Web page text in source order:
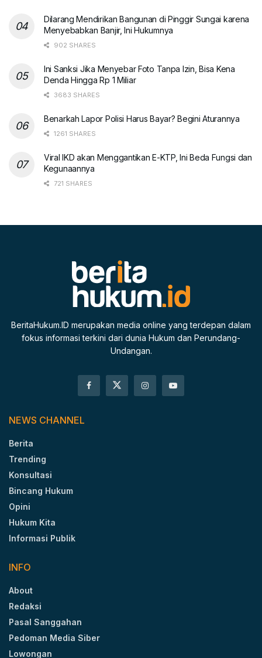
Dilarang Mendirikan Bangunan di Pinggir Sungai karena
Menyebabkan Banjir, Ini Hukumnya
902 SHARES
Ini Sanksi Jika Menyebar Foto Tanpa Izin, Bisa Kena
Denda Hingga Rp 1 Miliar
3683 SHARES
Benarkah Lapor Polisi Harus Bayar? Begini Aturannya
1261 SHARES
Viral IKD akan Menggantikan E-KTP, Ini Beda Fungsi dan
Kegunaannya
721 SHARES
BeritaHukum.ID merupakan media online yang terdepan dalam
fokus informasi terkini dari dunia Hukum dan Perundang-
Undangan.
NEWS CHANNEL
Berita
Trending
Konsultasi
Bincang Hukum
Opini
Hukum Kita
Informasi Publik
INFO
About
Redaksi
Pasal Sanggahan
Pedoman Media Siber
Lowongan